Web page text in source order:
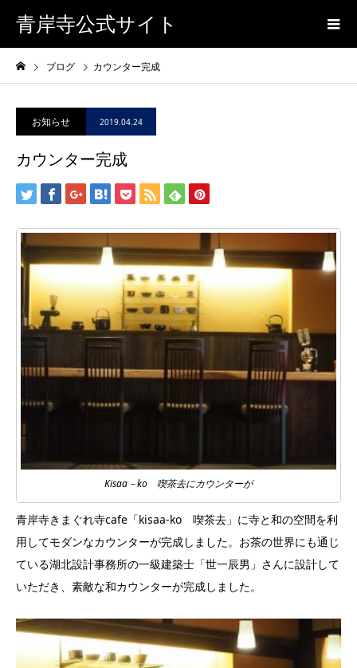
青岸寺公式サイト
ブログ カウンター完成
お知らせ 2019.04.24
カウンター完成
Kisaa－ko 喫茶去にカウンターが
青岸寺きまぐれ寺cafe「kisaa-ko 喫茶去」に寺と和の空間を利
用してモダンなカウンターが完成しました。お茶の世界にも通じ
ている湖北設計事務所の一級建築士「世一辰男」さんに設計して
いただき、素敵な和カウンターが完成しました。